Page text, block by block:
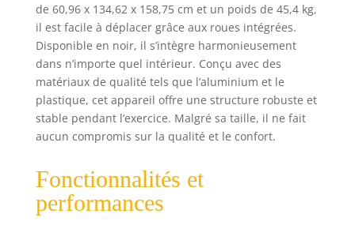
magnétique et 13
programmes pour
progresser étape
par étape.
CONNECTIVITÉ
OUVERTE:
Bluetooth pour
Kinomap;
appli grâce aux
de 60,96 x 134,62 x 158,75 cm et un poids de 45,4 kg,
il est facile à déplacer grâce aux roues intégrées.
Disponible en noir, il s’intègre harmonieusement
dans n’importe quel intérieur. Conçu avec des
matériaux de qualité tels que l’aluminium et le
plastique, cet appareil offre une structure robuste et
stable pendant l’exercice. Malgré sa taille, il ne fait
aucun compromis sur la qualité et le confort.
Fonctionnalités et
performances